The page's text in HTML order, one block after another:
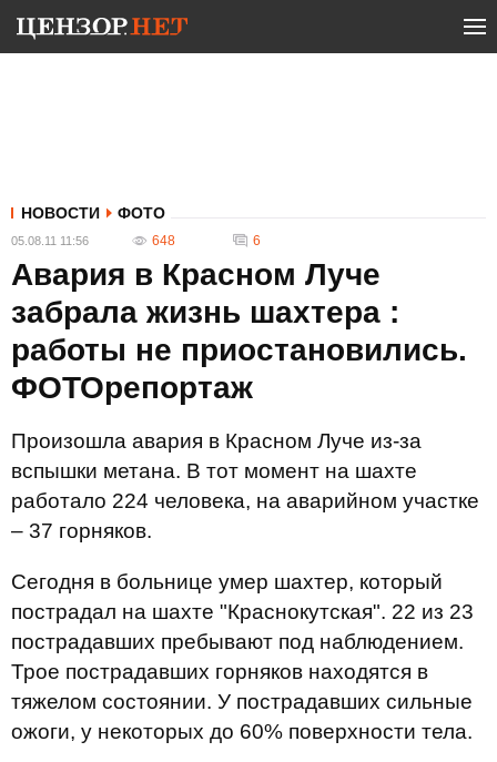
НОВОСТИ ФОТО
05.08.11 11:56 648 6
Авария в Красном Луче
забрала жизнь шахтера :
работы не приостановились.
ФОТОрепортаж
Произошла авария в Красном Луче из-за
вспышки метана. В тот момент на шахте
работало 224 человека, на аварийном участке
– 37 горняков.
Сегодня в больнице умер шахтер, который
пострадал на шахте "Краснокутская". 22 из 23
пострадавших пребывают под наблюдением.
Трое пострадавших горняков находятся в
тяжелом состоянии. У пострадавших сильные
ожоги, у некоторых до 60% поверхности тела.